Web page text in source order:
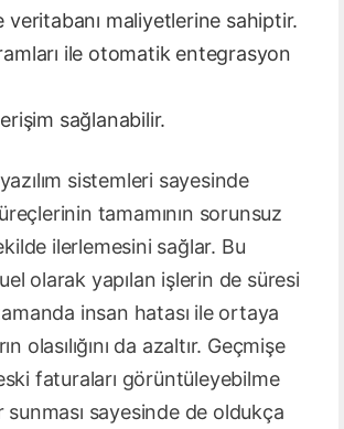
veritabanı maliyetlerine sahiptir.
ile otomatik entegrasyon
sağlanabilir.
sistemleri sayesinde
tamamının sorunsuz
ilerlemesini sağlar. Bu
olarak yapılan işlerin de süresi
insan hatası ile ortaya
olasılığını da azaltır. Geçmişe
faturaları görüntüleyebilme
sunması sayesinde de oldukça